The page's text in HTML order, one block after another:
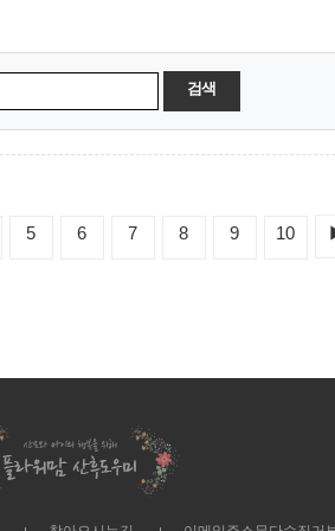
검색
5 6 7 8 9 10